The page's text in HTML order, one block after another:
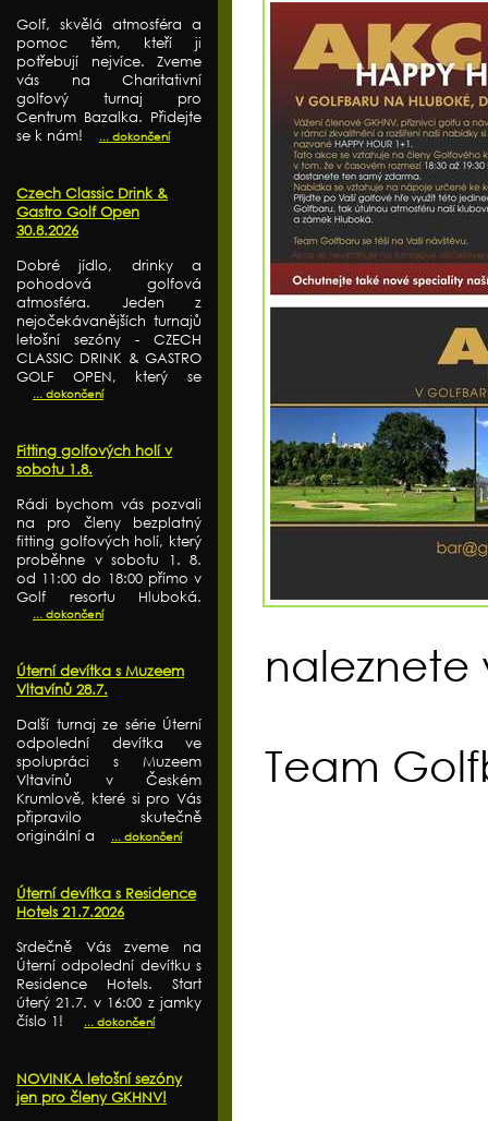
Golf, skvělá atmosféra a
pomoc těm, kteří ji
potřebují nejvíce. Zveme
vás na Charitativní
golfový turnaj pro
Centrum Bazalka. Přidejte
se k nám!
... dokončení
Czech Classic Drink &
Gastro Golf Open
30.8.2026
Dobré jídlo, drinky a
pohodová golfová
atmosféra. Jeden z
nejočekávanějších turnajů
letošní sezóny - CZECH
CLASSIC DRINK & GASTRO
GOLF OPEN, který se
... dokončení
Fitting golfových holí v
sobotu 1.8.
Rádi bychom vás pozvali
na pro členy bezplatný
fitting golfových holí, který
proběhne v sobotu 1. 8.
od 11:00 do 18:00 přímo v
Golf resortu Hluboká.
... dokončení
Úterní devítka s Muzeem
Vltavínů 28.7.
Další turnaj ze série Úterní
odpolední devítka ve
spolupráci s Muzeem
Vltavínů v Českém
Krumlově, které si pro Vás
připravilo skutečně
originální a
... dokončení
Úterní devítka s Residence
Hotels 21.7.2026
Srdečně Vás zveme na
Úterní odpolední devítku s
Residence Hotels. Start
úterý 21.7. v 16:00 z jamky
číslo 1!
... dokončení
NOVINKA letošní sezóny
jen pro členy GKHNV!
naleznete
Team